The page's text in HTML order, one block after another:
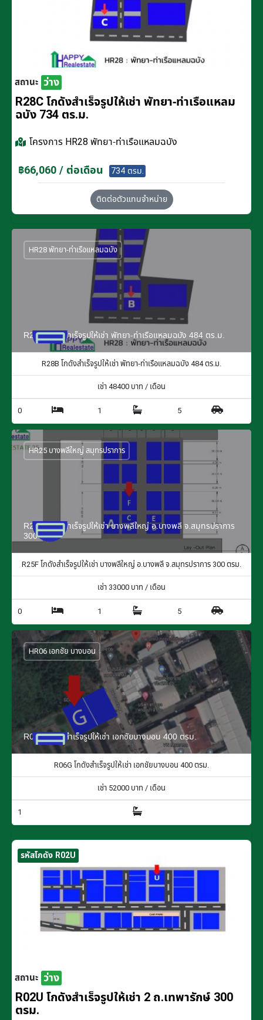
สถานะ ว่าง
R28C โกดังสำเร็จรูปให้เช่า พัทยา-ท่าเรือแหลม
ฉบัง 734 ตร.ม.
โครงการ HR28 พัทยา-ท่าเรือแหลมฉบัง
฿66,060 / ต่อเดือน 734 ตรม.
ติดต่อตัวแทนจำหน่าย
R28B โกดังสำเร็จรูปให้เช่า พัทยา-ท่าเรือแหลมฉบัง 484 ตร.ม.
HR28 พัทยา-ท่าเรือแหลมฉบัง
R28B โกดังสำเร็จรูปให้เช่า พัทยา-ท่าเรือแหลมฉบัง 484 ตร.ม.
เช่า48400 บาท / เดือน
0 1 5
R25F โกดังสำเร็จรูปให้เช่า บางพลีใหญ่ อ.บางพลี จ.สมุทรปราการ
300 ตรม.
HR25 บางพลีใหญ่ สมุทรปราการ
R25F โกดังสำเร็จรูปให้เช่า บางพลีใหญ่ อ.บางพลี จ.สมุทรปราการ 300 ตรม.
เช่า 33000 บาท / เดือน
0 1 5
R06G โกดังสำเร็จรูปให้เช่า เอกชัยบางบอน 400 ตรม.
HR06 เอกชัย บางบอน
R06G โกดังสำเร็จรูปให้เช่า เอกชัยบางบอน 400 ตรม.
เช่า 52000 บาท / เดือน
1
รหัสโกดัง R02U
สถานะ ว่าง
R02U โกดังสำเร็จรูปให้เช่า 2 ถ.เทพารักษ์ 300
ตรม.